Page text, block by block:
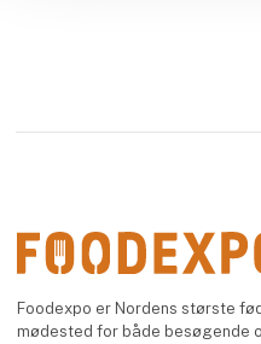
Foodexpo er Nordens største
mødested for både besøgende